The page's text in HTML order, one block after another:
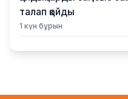
талап қойды
1 күн бұрын
Жүлде қоры 10,5